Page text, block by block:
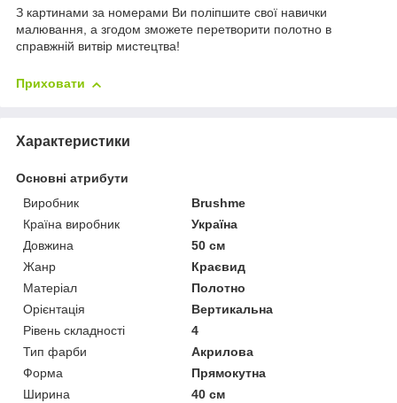
З картинами за номерами Ви поліпшите свої навички
малювання, а згодом зможете перетворити полотно в
справжній витвір мистецтва!
Приховати
Характеристики
Основні атрибути
Виробник
Brushme
Країна виробник
Україна
Довжина
50 см
Жанр
Краєвид
Матеріал
Полотно
Орієнтація
Вертикальна
Рівень складності
4
Тип фарби
Акрилова
Форма
Прямокутна
Ширина
40 см